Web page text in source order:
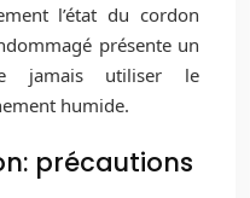
l’état du cordon
présente un
jamais utiliser le
humide.
précautions